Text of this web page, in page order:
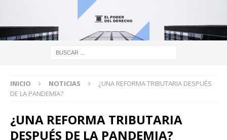
INICIO NOTICIAS
¿UNA REFORMA TRIBUTARIA DESPUÉS
DE LA PANDEMIA?
¿UNA REFORMA TRIBUTARIA
DESPUÉS DE LA PANDEMIA?